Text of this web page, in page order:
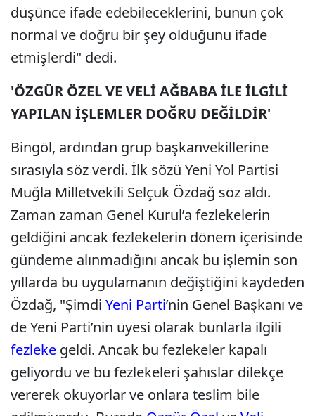
düşünce ifade edebileceklerini, bunun çok
normal ve doğru bir şey olduğunu ifade
etmişlerdi" dedi.
'ÖZGÜR ÖZEL VE VELİ AĞBABA İLE İLGİLİ
YAPILAN İŞLEMLER DOĞRU DEĞİLDİR'
Bingöl, ardından grup başkanvekillerine
sırasıyla söz verdi. İlk sözü Yeni Yol Partisi
Muğla Milletvekili Selçuk Özdağ söz aldı.
Zaman zaman Genel Kurul’a fezlekelerin
geldiğini ancak fezlekelerin dönem içerisinde
gündeme alınmadığını ancak bu işlemin son
yıllarda bu uygulamanın değiştiğini kaydeden
Özdağ, "Şimdi Yeni Parti’nin Genel Başkanı ve
de Yeni Parti’nin üyesi olarak bunlarla ilgili
fezleke geldi. Ancak bu fezlekeler kapalı
geliyordu ve bu fezlekeleri şahıslar dilekçe
vererek okuyorlar ve onlara teslim bile